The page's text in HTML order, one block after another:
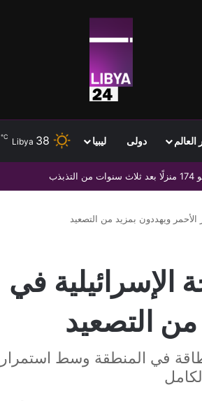
العالم دولى ليبيا Libya 38
℃
الأحمر ويهددون بمزيد من التصعيد
الإسرائيلية في
من التصعيد
في المنطقة وسط استمرار